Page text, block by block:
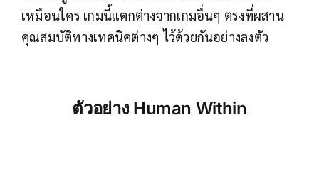
เหมือนใคร เกมนี้แตกต่างจากเกมอื่นๆ ตรงที่ผสาน
คุณสมบัติทางเทคนิคต่างๆ ไว้ด้วยกันอย่างลงตัว
ตัวอย่าง Human Within